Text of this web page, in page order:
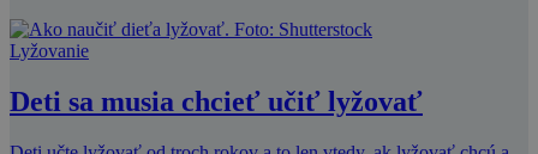
Lyžovanie
Deti sa musia chcieť učiť lyžovať